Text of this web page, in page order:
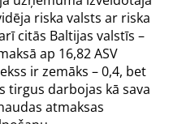
riska valsts ar riska
citās Baltijas valstīs –
ap 16,82 ASV
ir zemāks – 0,4, bet
tirgus darbojas kā sava
atmaksas